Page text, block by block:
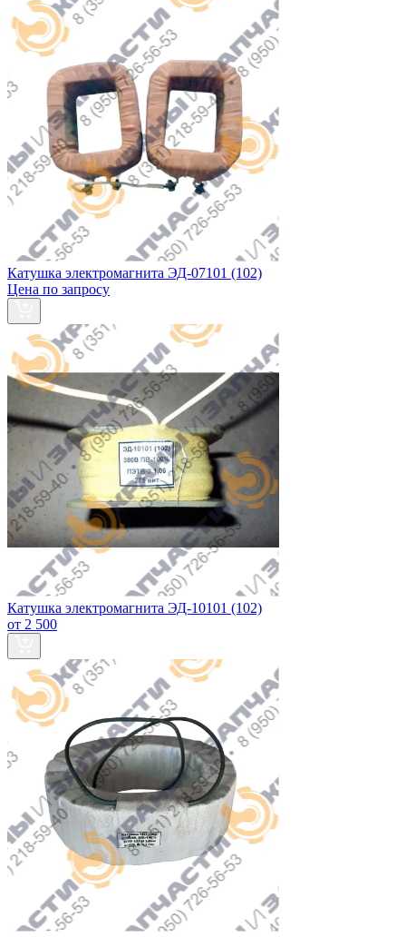
Катушка электромагнита ЭД-07101 (102)
Цена по запросу
Катушка электромагнита ЭД-10101 (102)
от 2 500